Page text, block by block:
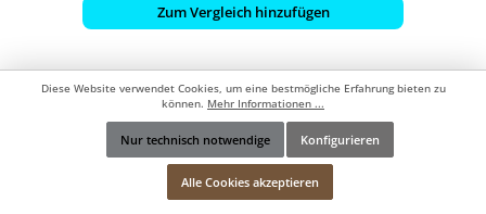
Zum Vergleich hinzufügen
Werkzeugleiste anzeigen
Diese Website verwendet Cookies, um eine bestmögliche Erfahrung bieten zu
können. Mehr Informationen ...
Nur technisch notwendige Konfigurieren
Alle Cookies akzeptieren